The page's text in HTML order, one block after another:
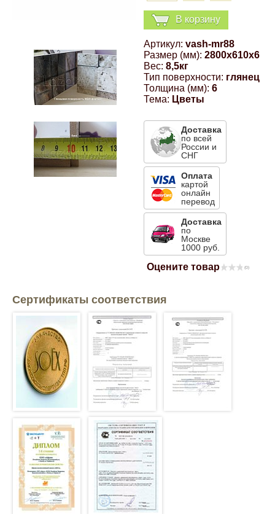
В корзину
Артикул: vash-mr88
Размер (мм): 2800x610x6
Вес: 8,5кг
Тип поверхности: глянец
Толщина (мм): 6
Тема: Цветы
Доставка
по всей
России и
СНГ
Оплата
картой
онлайн
перевод
Доставка
по
Москве
1000 руб.
Оцените товар (0)
Сертификаты соответствия
Компрессионные фитинги Poliext
Hyundai
Infinity
Mitsubishi
Renault
Suzuki
Toyota
Volkswagen
УАЗ
Шпатлевки, штукатурки
Эмали универсальные акриловые
Грунтовки, защитные лаки
Магнитные панели на холодильник